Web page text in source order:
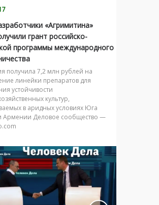
«Агримитина»
грант российско-
программы международного
получила 7,2 млн рублей на
линейки препаратов для
устойчивости
культур,
в аридных условиях Юга
Армении Деловое сообщество —